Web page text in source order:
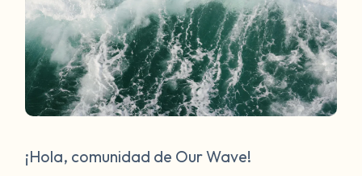
¡Hola, comunidad de Our Wave!